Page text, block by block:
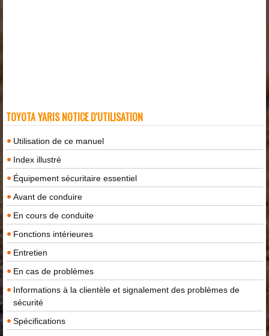
TOYOTA YARIS NOTICE D'UTILISATION
Utilisation de ce manuel
Index illustré
Équipement sécuritaire essentiel
Avant de conduire
En cours de conduite
Fonctions intérieures
Entretien
En cas de problèmes
Informations à la clientèle et signalement des problèmes de
sécurité
Spécifications